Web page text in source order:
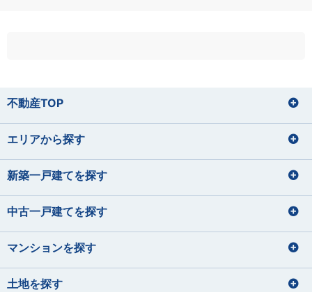
不動産TOP
エリアから探す
新築一戸建てを探す
中古一戸建てを探す
マンションを探す
土地を探す